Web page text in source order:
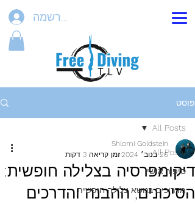
הרשמה
פוסט
All Posts
סיפור אישי
מדריכים בנושא צלילה חופשית
All Posts
דיקומפרסיה בצלילה חופשית:
הסיכונים, ההבנה והדרכים
Shlomi Goldstein
26 בנוב׳ 2024
זמן קריאה 3 דקות